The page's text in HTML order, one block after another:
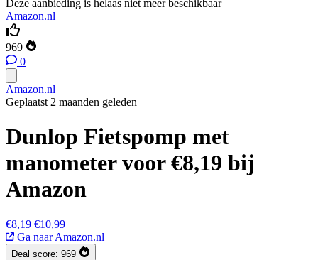
Deze aanbieding is helaas niet meer beschikbaar
Amazon.nl
969
0
Amazon.nl
Geplaatst 2 maanden geleden
Dunlop Fietspomp met
manometer voor €8,19 bij
Amazon
€8,19 €10,99
Ga naar Amazon.nl
Deal score: 969